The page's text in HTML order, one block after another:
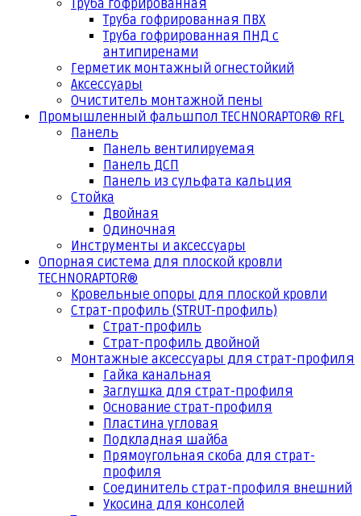
Труба гофрированная
Труба гофрированная ПВХ
Труба гофрированная ПНД с
антипиренами
Герметик монтажный огнестойкий
Аксессуары
Очиститель монтажной пены
Промышленный фальшпол TECHNORAPTOR® RFL
Панель
Панель вентилируемая
Панель ДСП
Панель из сульфата кальция
Стойка
Двойная
Одиночная
Инструменты и аксессуары
Опорная система для плоской кровли
TECHNORAPTOR®
Кровельные опоры для плоской кровли
Страт-профиль (STRUT-профиль)
Страт-профиль
Страт-профиль двойной
Монтажные аксессуары для страт-профиля
Гайка канальная
Заглушка для страт-профиля
Основание страт-профиля
Пластина угловая
Подкладная шайба
Прямоугольная скоба для страт-
профиля
Соединитель страт-профиля внешний
Укосина для консолей